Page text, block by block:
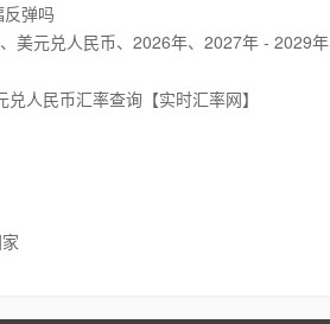
弹吗
美元兑人民币、2026年、2027年 - 2029年
人民币汇率查询【实时汇率网】